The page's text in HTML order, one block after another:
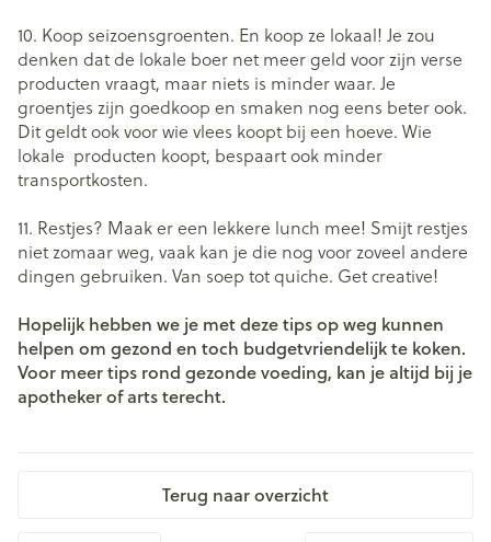
10. Koop seizoensgroenten. En koop ze lokaal! Je zou
denken dat de lokale boer net meer geld voor zijn verse
producten vraagt, maar niets is minder waar. Je
groentjes zijn goedkoop en smaken nog eens beter ook.
Dit geldt ook voor wie vlees koopt bij een hoeve. Wie
lokale producten koopt, bespaart ook minder
transportkosten.
11. Restjes? Maak er een lekkere lunch mee! Smijt restjes
niet zomaar weg, vaak kan je die nog voor zoveel andere
dingen gebruiken. Van soep tot quiche. Get creative!
Hopelijk hebben we je met deze tips op weg kunnen
helpen om gezond en toch budgetvriendelijk te koken.
Voor meer tips rond gezonde voeding, kan je altijd bij je
apotheker of arts terecht.
Terug naar overzicht